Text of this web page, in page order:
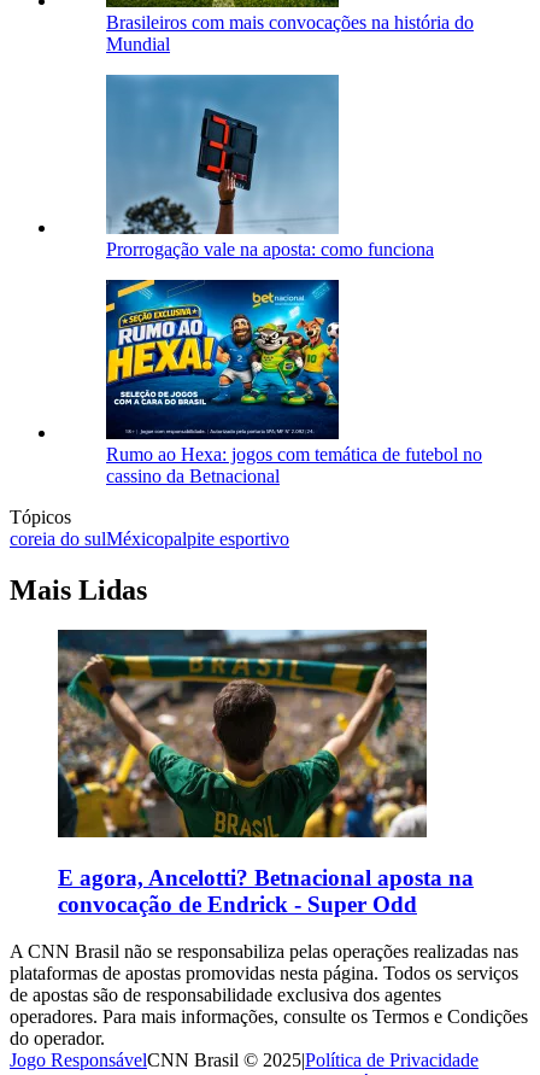
Brasileiros com mais convocações na história do
Mundial
Prorrogação vale na aposta: como funciona
Rumo ao Hexa: jogos com temática de futebol no
cassino da Betnacional
Tópicos
coreia do sulMéxicopalpite esportivo
Mais Lidas
E agora, Ancelotti? Betnacional aposta na
convocação de Endrick - Super Odd
A CNN Brasil não se responsabiliza pelas operações realizadas nas
plataformas de apostas promovidas nesta página. Todos os serviços
de apostas são de responsabilidade exclusiva dos agentes
operadores. Para mais informações, consulte os Termos e Condições
do operador.
Jogo ResponsávelCNN Brasil © 2025|Política de Privacidade